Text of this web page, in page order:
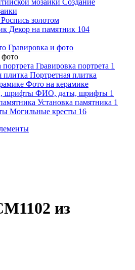
Создание
Роспись золотом
Декор на памятник 104
Гравировка и фото
фото
Гравировка портрета 1
Портретная плитка
Фото на керамике
ФИО, даты, шрифты 1
Установка памятника 1
Могильные кресты 16
из